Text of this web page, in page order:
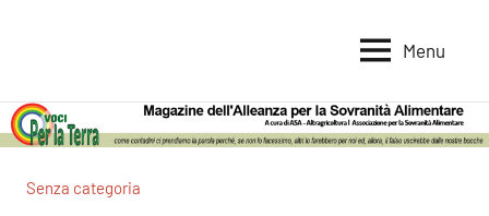
per
la
Terra
per
la
Alimentare
Menu
Senza categoria